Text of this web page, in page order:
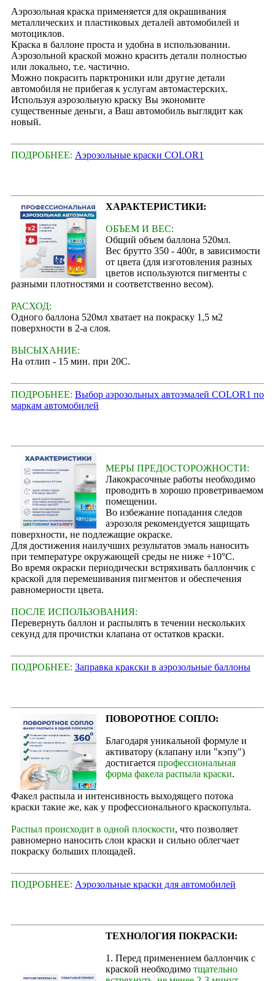
Аэрозольная краска применяется для окрашивания
металлических и пластиковых деталей автомобилей и
мотоциклов.
Краска в баллоне проста и удобна в использовании.
Аэрозольной краской можно красить детали полностью
или локально, т.е. частично.
Можно покрасить парктроники или другие детали
автомобиля не прибегая к услугам автомастерских.
Используя аэрозольную краску Вы экономите
существенные деньги, а Ваш автомобиль выглядит как
новый.
ПОДРОБНЕЕ: Аэрозольные краски COLOR1
ХАРАКТЕРИСТИКИ:
ОБЪЕМ И ВЕС:
Общий объем баллона 520мл.
Вес брутто 350 - 400г, в зависимости
от цвета (для изготовления разных
цветов используются пигменты с
разными плотностями и соответственно весом).
РАСХОД:
Одного баллона 520мл хватает на покраску 1,5 м2
поверхности в 2-а слоя.
ВЫСЫХАНИЕ:
На отлип - 15 мин. при 20С.
ПОДРОБНЕЕ: Выбор аэрозольных автоэмалей COLOR1 по
маркам автомобилей
МЕРЫ ПРЕДОСТОРОЖНОСТИ:
Лакокрасочные работы необходимо
проводить в хорошо проветриваемом
помещении.
Во избежание попадания следов
аэрозоля рекомендуется защищать
поверхности, не подлежащие окраске.
Для достижения наилучших результатов эмаль наносить
при температуре окружающей среды не ниже +10°С.
Во время окраски периодически встряхивать баллончик с
краской для перемешивания пигментов и обеспечения
равномерности цвета.
ПОСЛЕ ИСПОЛЬЗОВАНИЯ:
Перевернуть баллон и распылять в течении нескольких
секунд для прочистки клапана от остатков краски.
ПОДРОБНЕЕ: Заправка кракски в аэрозольные баллоны
ПОВОРОТНОЕ СОПЛО:
Благодаря уникальной формуле и
активатору (клапану или "кэпу")
достигается профессиональная
форма факела распыла краски.
Факел распыла и интенсивность выходящего потока
краски такие же, как у профессионального краскопульта.
Распыл происходит в одной плоскости, что позволяет
равномерно наносить слои краски и сильно облегчает
покраску больших площадей.
ПОДРОБНЕЕ: Аэрозольные краски для автомобилей
ТЕХНОЛОГИЯ ПОКРАСКИ:
1. Перед применением баллончик с
краской необходимо тщательно